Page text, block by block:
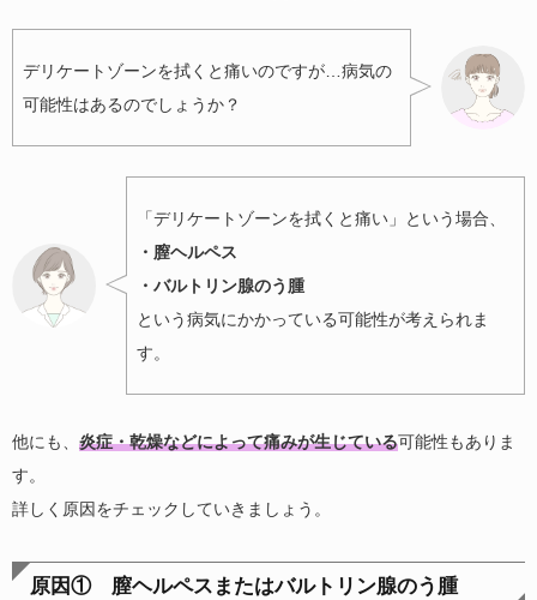
デリケートゾーンを拭くと痛いのですが…病気の
可能性はあるのでしょうか？
「デリケートゾーンを拭くと痛い」という場合、
・膣ヘルペス
・バルトリン腺のう腫
という病気にかかっている可能性が考えられま
す。
他にも、 炎症・乾燥などによって痛みが生じている可能性もありま
す。
詳しく原因をチェックしていきましょう。
原因① 膣ヘルペスまたはバルトリン腺のう腫